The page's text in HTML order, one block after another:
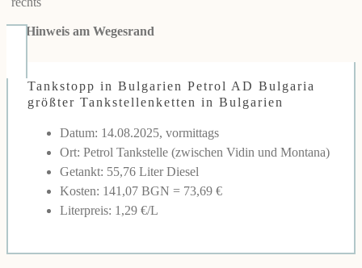
Hinweis am Wegesrand
Tankstopp in Bulgarien Petrol AD Bulgaria
größter Tankstellenketten in Bulgarien
Datum: 14.08.2025, vormittags
Ort: Petrol Tankstelle (zwischen Vidin und Montana)
Getankt: 55,76 Liter Diesel
Kosten: 141,07 BGN = 73,69 €
Literpreis: 1,29 €/L